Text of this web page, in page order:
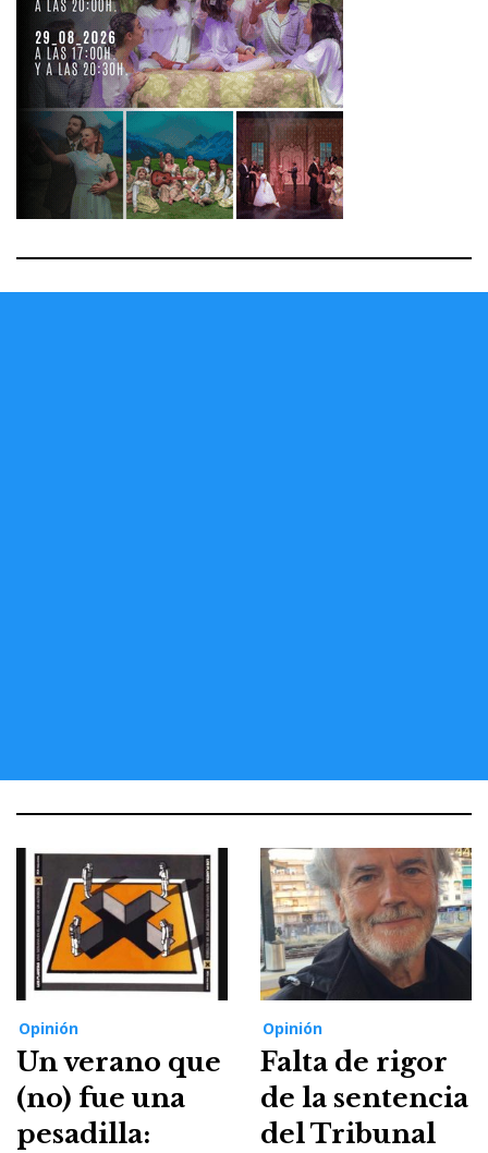
Opinión
Un verano que
(no) fue una
pesadilla:
Opinión
Falta de rigor
de la sentencia
del Tribunal